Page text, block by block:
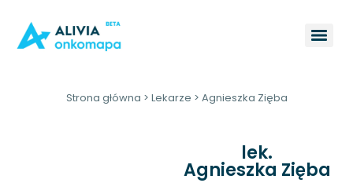
Strona główna > Lekarze > Agnieszka Zięba
lek.
Agnieszka Zięba